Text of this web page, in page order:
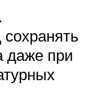
даже при